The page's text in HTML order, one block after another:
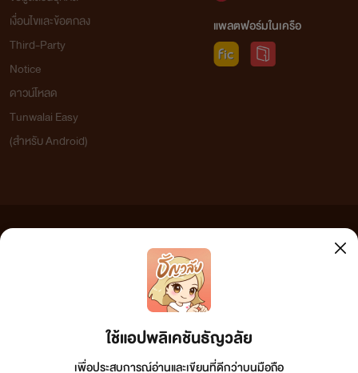
ใช้แอปพลิเคชันธัญวลัย
เพื่อประสบการณ์อ่านและเขียนที่ดีกว่าบนมือถือ
เงื่อนไขและข้อตกลง
Third-Party
Notice
ดาวน์โหลด
Tunwalai Easy
(สำหรับ Android)
แพลตฟอร์มในเครือ
เว็บไซต์แห่งนี้ไม่ได้เห็นด้วยและไม่ขอรับผิดชอบต่อข้อความใดๆ ทั้งสิ้น ดังนั้นผู้อ่านทุกท่านโปรดใช้
วิจารณญาณในการกลั่นกรองด้วยตนเอง และหากท่านพบข้อความใดๆ ที่ขัดต่อกฎหมายและศีลธรรม
กรุณาแจ้งมาที่ tunwalai@ookbee.com เพื่อทีมงานจะได้ดำเนินการในทันที ทั้งนี้ ทางเว็บไซต์ขอสงวน
ลิขสิทธิ์ตามพระราชบัญญัติลิขสิทธิ์ (ฉบับเพิ่มเติม) พ.ศ.2558